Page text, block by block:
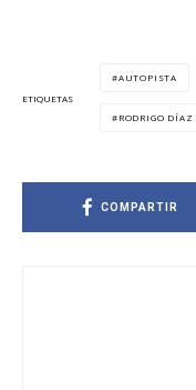
ETIQUETAS
AUTOPISTA
RODRIGO DÍAZ
COMPARTIR